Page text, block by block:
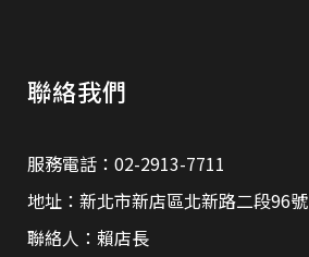
聯絡我們
服務電話：02-2913-7711
地址：新北市新店區北新路二段96號
聯絡人：賴店長